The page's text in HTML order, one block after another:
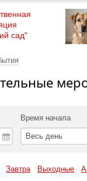
сад"
Время начала
Весь день
Завтра Выходные